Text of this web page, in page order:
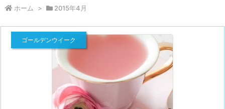
ホーム > 2015年4月
ゴールデンウイーク